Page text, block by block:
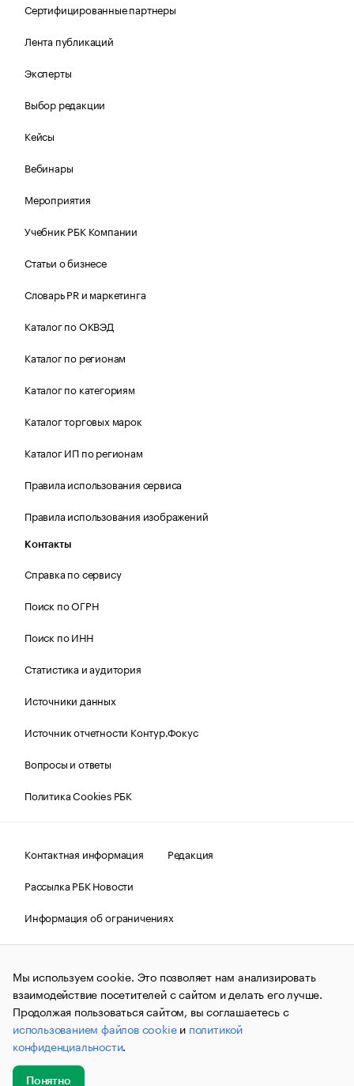
Сертифицированные партнеры
Лента публикаций
Эксперты
Выбор редакции
Кейсы
Вебинары
Мероприятия
Учебник РБК Компании
Статьи о бизнесе
Словарь PR и маркетинга
Каталог по ОКВЭД
Каталог по регионам
Каталог по категориям
Каталог торговых марок
Каталог ИП по регионам
Правила использования сервиса
Правила использования изображений
Контакты
Справка по сервису
Поиск по ОГРН
Поиск по ИНН
Статистика и аудитория
Источники данных
Источник отчетности Контур.Фокус
Вопросы и ответы
Политика Cookies РБК
Контактная информация
Редакция
Рассылка РБК Новости
Информация об ограничениях
Правовая информация
О соблюдении авторских прав
© АО «РОСБИЗНЕСКОНСАЛТИНГ»,1995–2026.Сообщения
и материалы информационного агентства «РБК»
(зарегистрировано Федеральной службой по надзору в сфере
связи, информационных технологий и массовых
коммуникаций (Роскомнадзор) 09.12.2015 за номером ИА
№ФС77-63848) сопровождаются пометкой «РБК». Отдельные
публикации могут содержать информацию,
не предназначенную для пользователей
до 18 лет.
Мы используем cookie. Это позволяет нам анализировать
взаимодействие посетителей с сайтом и делать его лучше.
Продолжая пользоваться сайтом, вы соглашаетесь с
использованием файлов cookieи политикой
конфиденциальности.
Понятно